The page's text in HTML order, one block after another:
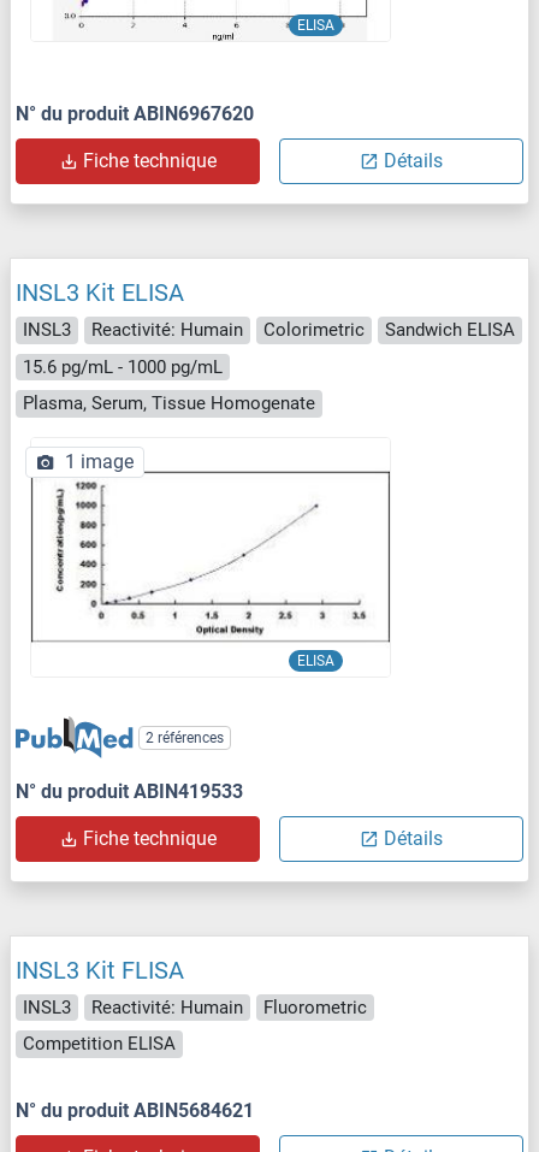
ELISA
N° du produit ABIN6967620
Fiche technique Détails
INSL3 Kit ELISA
INSL3 Reactivité: Humain Colorimetric
Sandwich ELISA
15.6 pg/mL - 1000 pg/mL
Plasma, Serum, Tissue Homogenate
ELISA
1 image
2 références
N° du produit ABIN419533
Fiche technique Détails
INSL3 Kit FLISA
INSL3 Reactivité: Humain
Fluorometric
Competition ELISA
N° du produit ABIN5684621